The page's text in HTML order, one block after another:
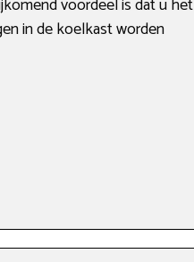
voordeel is dat u het
in de koelkast worden